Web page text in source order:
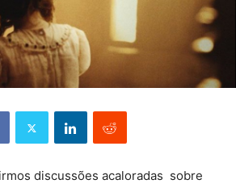
discussões acaloradas sobre